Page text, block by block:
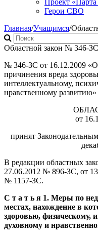
Герои СВО
Главная/Учащимся/
Областной закон № 346-ЗС
№ 346-ЗС от 16.12.2009
причинения вреда
интеллектуальному,
нравственному развитию»
от
принят
В редакции областных
27.06.2012 № 896-ЗС, от
№ 1157-ЗС.
С т а т ь я 1. Меры по
местах, нахождение в
здоровью, физическому,
духовному и